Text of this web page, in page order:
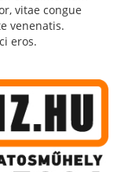
vitae congue
venenatis.
eros.